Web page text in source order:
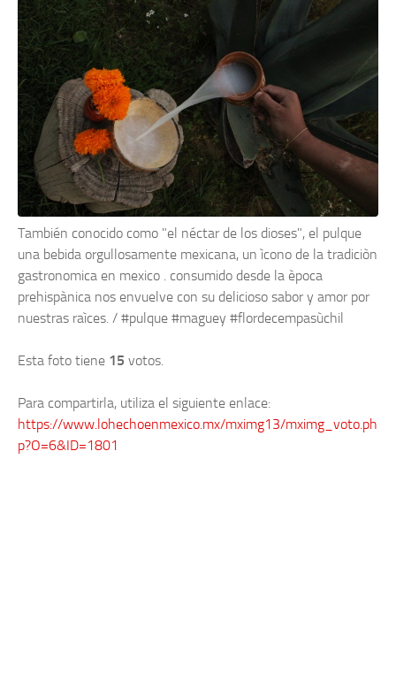
También conocido como "el néctar de los dioses", el pulque
una bebida orgullosamente mexicana, un ìcono de la tradiciòn
gastronomica en mexico . consumido desde la època
prehispànica nos envuelve con su delicioso sabor y amor por
nuestras raìces. / #pulque #maguey #flordecempasùchil
Esta foto tiene 15 votos.
Para compartirla, utiliza el siguiente enlace:
https://www.lohechoenmexico.mx/mximg13/mximg_voto.ph
p?O=6&ID=1801